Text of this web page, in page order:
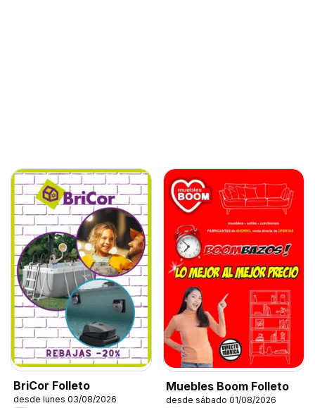
BriCor Folleto
desde lunes 03/08/2026
Muebles Boom Folleto
desde sábado 01/08/2026